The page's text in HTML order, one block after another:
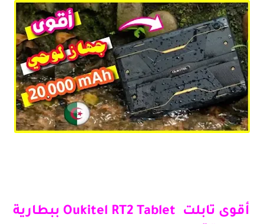
أقوى تابلت Oukitel RT2 Tablet ببطارية